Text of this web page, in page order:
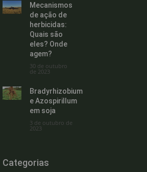
Mecanismos
de ação de
herbicidas:
Quais são
eles? Onde
agem?
30 de outubro
de 2023
Bradyrhizobium
e Azospirillum
em soja
3 de outubro de
2023
Categorias